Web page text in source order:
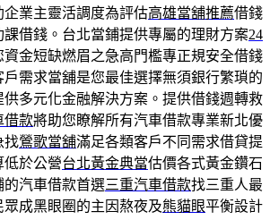
業主靈活調度為評估高雄當舖推薦借錢
借錢。台北當鋪提供專屬的理財方案24
資金短缺燃眉之急高門檻專正規安全借錢
戶需求當舖是您最佳選擇無須銀行繁瑣的
供多元化金融解決方案。提供借錢週轉救
借款將助您瞭解所有汽車借款專業新北優
找鶯歌當舖滿足各類客戶不同需求借貸提
低於公營台北黃金典當估價各式黃金鑽石
汽車借款首選三重汽車借款找三重人最
成黑眼圈的主因熬夜及熊貓眼平衡設計